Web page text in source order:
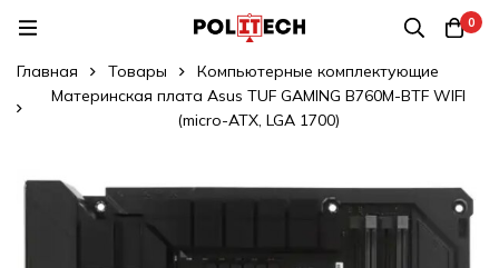
0
Главная Товары
Компьютерные комплектующие
Материнская плата Asus TUF GAMING B760M-BTF WIFI
(micro-ATX, LGA 1700)